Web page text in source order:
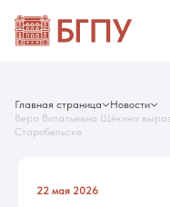
Главная страница
Новости
Вера Витальевна Щёкина
Старобельске
22 мая 2026